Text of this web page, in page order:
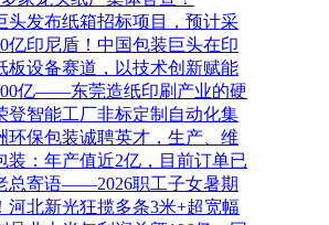
头发布纸箱招标项目，预计采
亿印尼盾！中国包装巨头在印
板设备赛道，以技术创新赋能
亿——东莞造纸印刷产业的硬
登智能工厂非标定制自动化集
环保包装诚聘英才，生产、维
装：年产值近2亿，目前订单已
总寄语——2026职工子女暑期
河北新光狂揽多条3米+超宽幅